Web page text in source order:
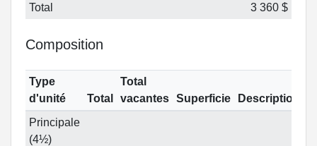
Total
3 360 $
Composition
Type
d'unité
Total
Total
vacantes
Superficie
Description
Principale
(4½)